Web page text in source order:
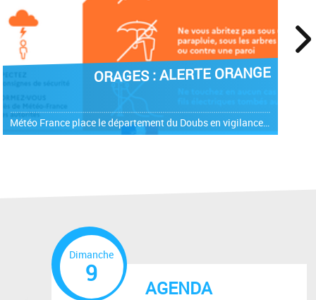
ORAGES : ALERTE ORANGE
Météo France place le département du Doubs en vigilance ORANGE pour risque d'orages le vendredi 31 juillet 2026 à partir de 14h. Ce vendredi après-midi jusqu'en soirée, un épisode orageux est prévu de la...
next
AGENDA
Dimanche
9